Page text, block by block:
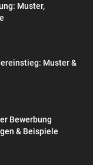
Muster,
Muster &
Bewerbung
& Beispiele